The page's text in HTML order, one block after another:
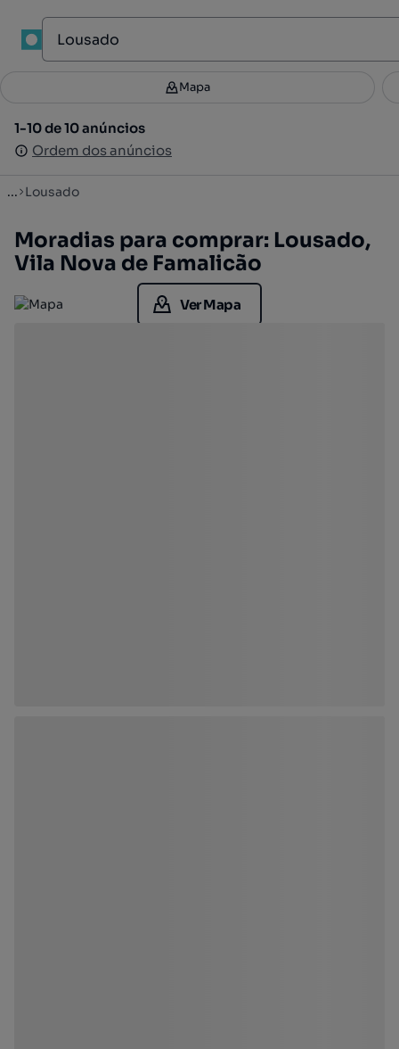
Filtros 2
1-10 de 10 anúncios
Ordem dos anúncios
Mapa
1-10 de 10 anúncios
Ordem dos anúncios
... Lousado
Moradias para comprar: Lousado,
Vila Nova de Famalicão
Ver Mapa